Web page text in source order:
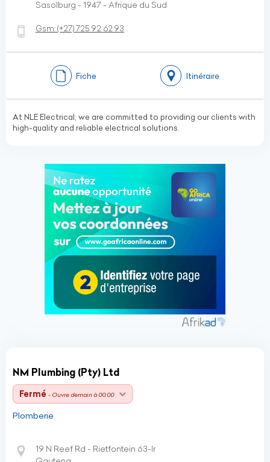
Sasolburg - 1947 - Afrique du Sud
Gsm:(+27)725 92 62 93
Fiche Itinéraire
At NLE Electrical, we are committed to providing our clients with
high-quality and reliable electrical solutions.
NM Plumbing (Pty) Ltd
Fermé - Ouvre demain à 00:00
Plomberie
19 N Reef Rd - Rietfontein 63-Ir